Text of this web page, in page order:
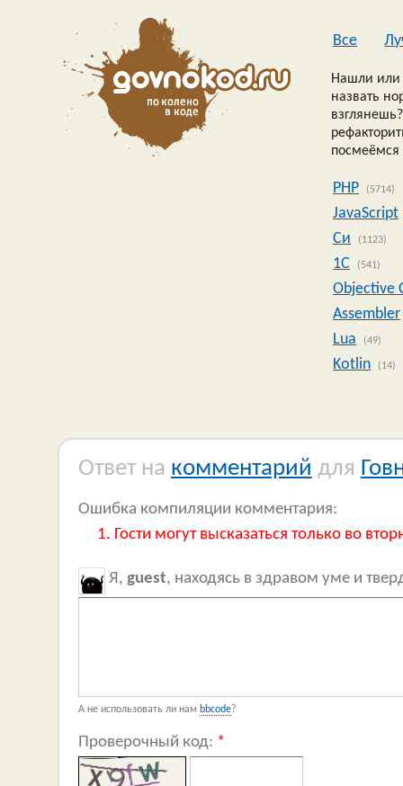
Все
Нашли или
назвать
посмеёмся
PHP (5714)
JavaScript
Си
(1123)
1C (541)
Objective
Assembler
Lua
(49)
Kotlin (14)
Ответ на комментарий для
Ошибка компиляции комментария:
Гости могут высказаться только во
Я, guest, находясь в здравом уме и
А не использовать ли нам bbcode?
Проверочный код: *